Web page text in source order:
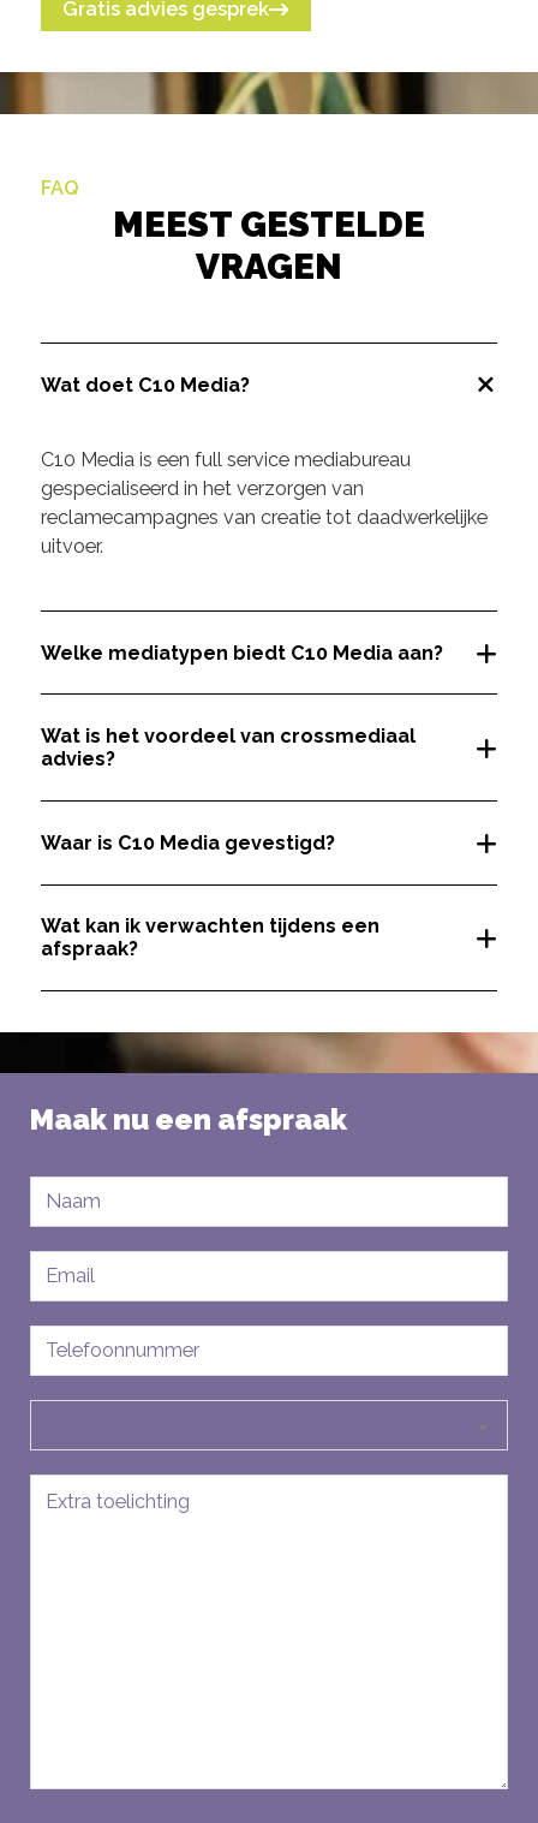
Gratis advies gesprek
FAQ
MEEST GESTELDE
VRAGEN
Wat doet C10 Media?
C10 Media is een full service mediabureau
gespecialiseerd in het verzorgen van
reclamecampagnes van creatie tot daadwerkelijke
uitvoer.
Welke mediatypen biedt C10 Media aan?
Wat is het voordeel van crossmediaal
advies?
Waar is C10 Media gevestigd?
Wat kan ik verwachten tijdens een
afspraak?
Maak nu een afspraak
mailadres